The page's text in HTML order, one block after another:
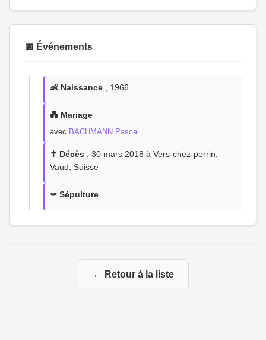
📅 Événements
👶 Naissance , 1966
💑 Mariage
avec BACHMANN Pascal
✝️ Décès , 30 mars 2018 à Vers-chez-perrin,
Vaud, Suisse
⚰️ Sépulture
← Retour à la liste